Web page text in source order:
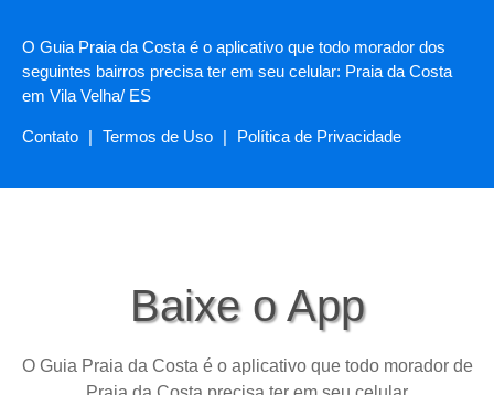
O Guia Praia da Costa é o aplicativo que todo morador dos
seguintes bairros precisa ter em seu celular: Praia da Costa
em Vila Velha/ ES
Contato | Termos de Uso | Política de Privacidade
Baixe o App
O Guia Praia da Costa é o aplicativo que todo morador de